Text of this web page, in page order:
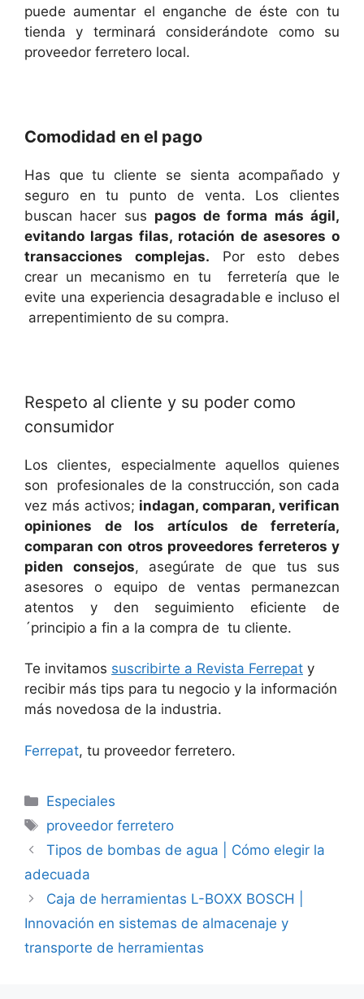
puede aumentar el enganche de éste con tu
tienda y terminará considerándote como su
proveedor ferretero local.
Comodidad en el pago
Has que tu cliente se sienta acompañado y
seguro en tu punto de venta. Los clientes
buscan hacer sus pagos de forma más ágil,
evitando largas filas, rotación de asesores o
transacciones complejas. Por esto debes
crear un mecanismo en tu ferretería que le
evite una experiencia desagradable e incluso el
arrepentimiento de su compra.
Respeto al cliente y su poder como
consumidor
Los clientes, especialmente aquellos quienes
son profesionales de la construcción, son cada
vez más activos; indagan, comparan, verifican
opiniones de los artículos de ferretería,
comparan con otros proveedores ferreteros y
piden consejos, asegúrate de que tus sus
asesores o equipo de ventas permanezcan
atentos y den seguimiento eficiente de
´principio a fin a la compra de tu cliente.
Te invitamos suscribirte a Revista Ferrepat y
recibir más tips para tu negocio y la información
más novedosa de la industria.
Ferrepat, tu proveedor ferretero.
Categorías
Especiales
Etiquetas
proveedor ferretero
Tipos de bombas de agua | Cómo elegir la
adecuada
Caja de herramientas L-BOXX BOSCH |
Innovación en sistemas de almacenaje y
transporte de herramientas